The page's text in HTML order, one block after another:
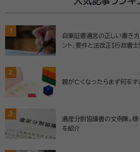
1
自筆証書遺言の正しい書き
ント、要件と法改正【行政書士
2
親が亡くなったらまず何を
3
遺産分割協議書の文例集。
を紹介